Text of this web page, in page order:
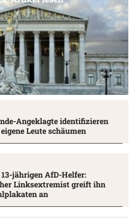
Angeklagte identifizieren
Leute schäumen
jährigen AfD-Helfer:
Linksextremist greift ihn
an